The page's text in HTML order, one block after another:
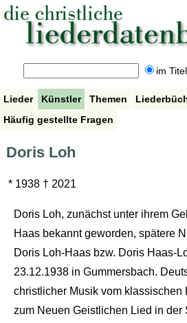
im Titel
Lieder Künstler Themen
Häufig gestellte Fragen
Doris Loh
* 1938 † 2021
Doris Loh, zunächst unter ihrem
Haas bekannt geworden, spätere
Doris Loh-Haas bzw. Doris Haas-
23.12.1938 in Gummersbach.
christlicher Musik vom klassischen
zum Neuen Geistlichen Lied in der